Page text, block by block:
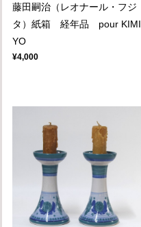
藤田嗣治（レオナール・フジ
タ）紙箱 経年品 pour KIMI
YO
¥4,000